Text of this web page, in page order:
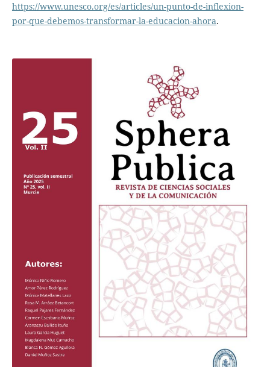
https://www.unesco.org/es/articles/un-punto-de-inflexion-
por-que-debemos-transformar-la-educacion-ahora.